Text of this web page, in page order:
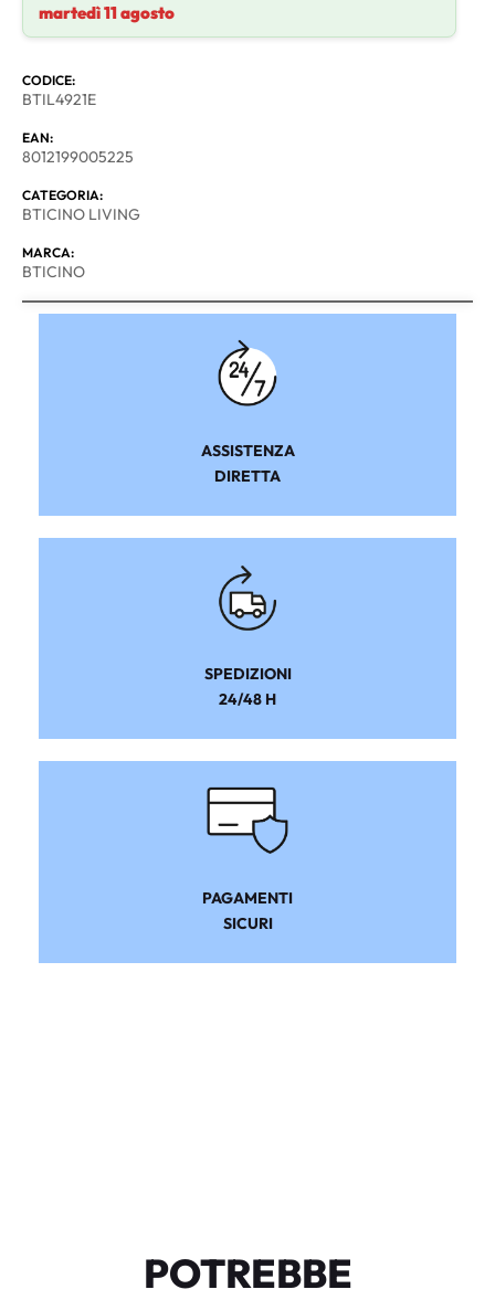
martedì 11 agosto
CODICE:
BTIL4921E
EAN:
8012199005225
CATEGORIA:
BTICINO LIVING
MARCA:
BTICINO
ASSISTENZA
DIRETTA
SPEDIZIONI
24/48 H
PAGAMENTI
SICURI
POTREBBE